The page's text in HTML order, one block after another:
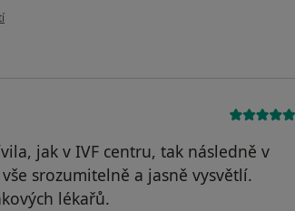
Pavla
jak v IVF centru, tak následně v
srozumitelně a jasně vysvětlí.
lékařů.